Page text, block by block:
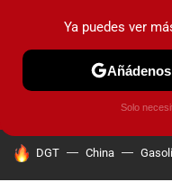
PRUEBAS COCHES
HOY SE HABLA DE
DGT China
Ya puedes ver
Solo